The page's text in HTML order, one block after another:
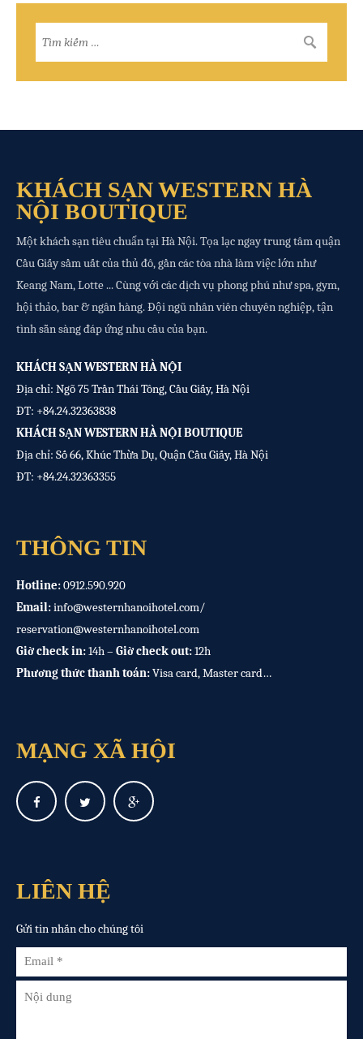
KHÁCH SẠN WESTERN HÀ
NỘI BOUTIQUE
Một khách sạn tiêu chuẩn tại Hà Nội. Tọa lạc ngay trung tâm quận
Cầu Giấy sầm uất của thủ đô, gần các tòa nhà làm việc lớn như
Keang Nam, Lotte ... Cùng với các dịch vụ phong phú như spa, gym,
hội thảo, bar & ngân hàng. Đội ngũ nhân viên chuyên nghiệp, tận
tình sẵn sàng đáp ứng nhu cầu của bạn.
KHÁCH SẠN WESTERN HÀ NỘI
Địa chỉ: Ngõ 75 Trần Thái Tông, Cầu Giấy, Hà Nội
ĐT: +84.24.32363838
KHÁCH SẠN WESTERN HÀ NỘI BOUTIQUE
Địa chỉ: Số 66, Khúc Thừa Dụ, Quận Cầu Giấy, Hà Nội
ĐT: +84.24.32363355
THÔNG TIN
Hotline:0912.590.920
Email:info@westernhanoihotel.com/
reservation@westernhanoihotel.com
Giờ check in:14h – Giờ check out:12h
Phương thức thanh toán:Visa card, Master card…
MẠNG XÃ HỘI
LIÊN HỆ
Gửi tin nhắn cho chúng tôi